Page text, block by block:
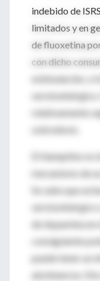
indebido de
limitados y en
de fluoxetina
con dicho
estimulación,
relativamente
sobredosis.
El tianeptino es
mecanismo de
Se sabe que
serotoninérgico
de dopamina en
consiguiente
puede tener un
abstinencia.